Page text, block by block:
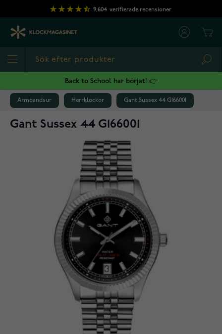
Hoppa till innehållet
9,604 verifierade recensioner
Back to School har börjat! 👉
Armbandsur Herrklockor Gant Sussex 44 G166001
Gant Sussex 44 G166001